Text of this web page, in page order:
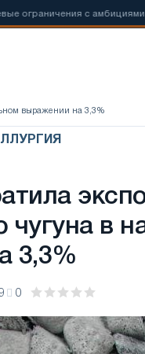
с амбициями по
выражении на 3,3%
чугуна в
3,3%
0